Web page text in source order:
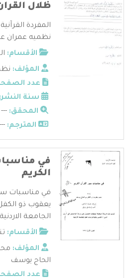
ظلال
المفردة
نظميه عمران
الأقسام:
المؤلف:
عدد
سنة النشر:
المحقق: ---
المترجم:
في
الكريم
في مناسبات
يعقوب ذو
الجامعة
الأقسام:
المؤلف:
الحاج يوسف
عدد